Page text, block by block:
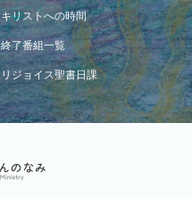
キリストへの時間
終了番組一覧
リジョイス聖書日課